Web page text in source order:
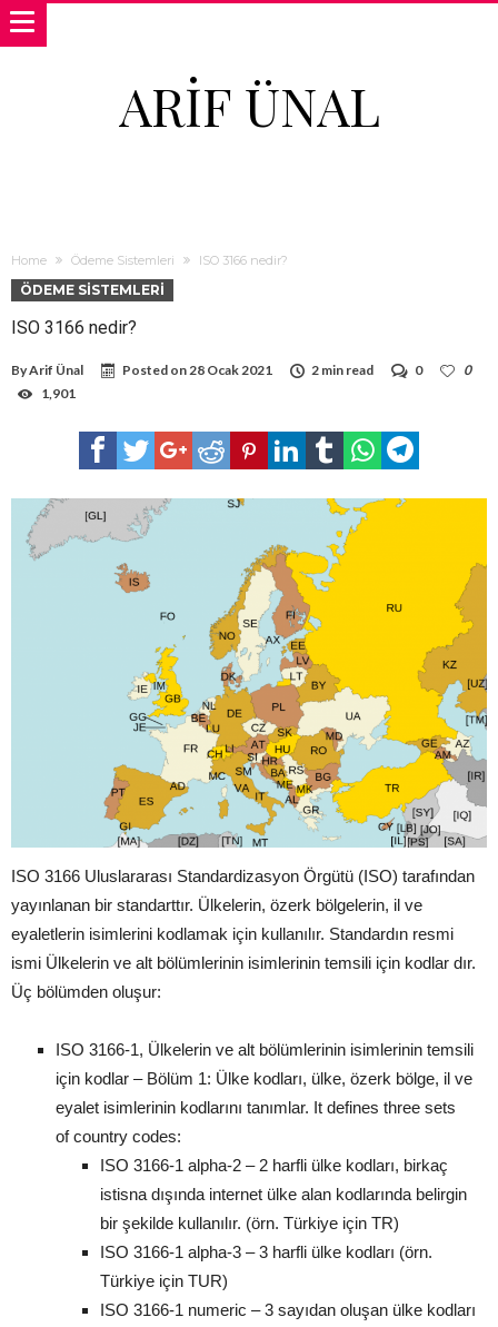
ARIF ÜNAL
Home Ödeme Sistemleri ISO 3166 nedir?
ÖDEME SISTEMLERI
ISO 3166 nedir?
ByArif Ünal Posted on28 Ocak 2021 2 min read 0
0
1,901
ISO 3166 Uluslararası Standardizasyon Örgütü (ISO) tarafından
yayınlanan bir standarttır. Ülkelerin, özerk bölgelerin, il ve
eyaletlerin isimlerini kodlamak için kullanılır. Standardın resmi
ismi Ülkelerin ve alt bölümlerinin isimlerinin temsili için kodlar dır.
Üç bölümden oluşur:
ISO 3166-1, Ülkelerin ve alt bölümlerinin isimlerinin temsili
için kodlar – Bölüm 1: Ülke kodları, ülke, özerk bölge, il ve
eyalet isimlerinin kodlarını tanımlar. It defines three sets
of country codes:
ISO 3166-1 alpha-2 – 2 harfli ülke kodları, birkaç
istisna dışında internet ülke alan kodlarında belirgin
bir şekilde kullanılır. (örn. Türkiye için TR)
ISO 3166-1 alpha-3 – 3 harfli ülke kodları (örn.
Türkiye için TUR)
ISO 3166-1 numeric – 3 sayıdan oluşan ülke kodları